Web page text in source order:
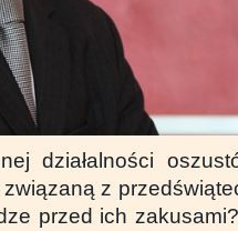
działalności
z
przed ich